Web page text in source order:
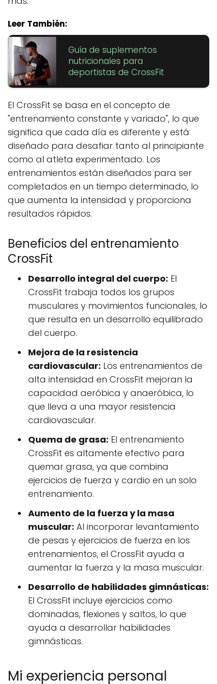
Leer También:
Guía de suplementos
nutricionales para
deportistas de CrossFit
El CrossFit se basa en el concepto de
"entrenamiento constante y variado", lo que
significa que cada día es diferente y está
diseñado para desafiar tanto al principiante
como al atleta experimentado. Los
entrenamientos están diseñados para ser
completados en un tiempo determinado, lo
que aumenta la intensidad y proporciona
resultados rápidos.
Beneficios del entrenamiento
CrossFit
Desarrollo integral del cuerpo: El
CrossFit trabaja todos los grupos
musculares y movimientos funcionales, lo
que resulta en un desarrollo equilibrado
del cuerpo.
Mejora de la resistencia
cardiovascular: Los entrenamientos de
alta intensidad en CrossFit mejoran la
capacidad aeróbica y anaeróbica, lo
que lleva a una mayor resistencia
cardiovascular.
Quema de grasa: El entrenamiento
CrossFit es altamente efectivo para
quemar grasa, ya que combina
ejercicios de fuerza y cardio en un solo
entrenamiento.
Aumento de la fuerza y la masa
muscular: Al incorporar levantamiento
de pesas y ejercicios de fuerza en los
entrenamientos, el CrossFit ayuda a
aumentar la fuerza y la masa muscular.
Desarrollo de habilidades gimnásticas:
El CrossFit incluye ejercicios como
dominadas, flexiones y saltos, lo que
ayuda a desarrollar habilidades
gimnásticas.
Mi experiencia personal